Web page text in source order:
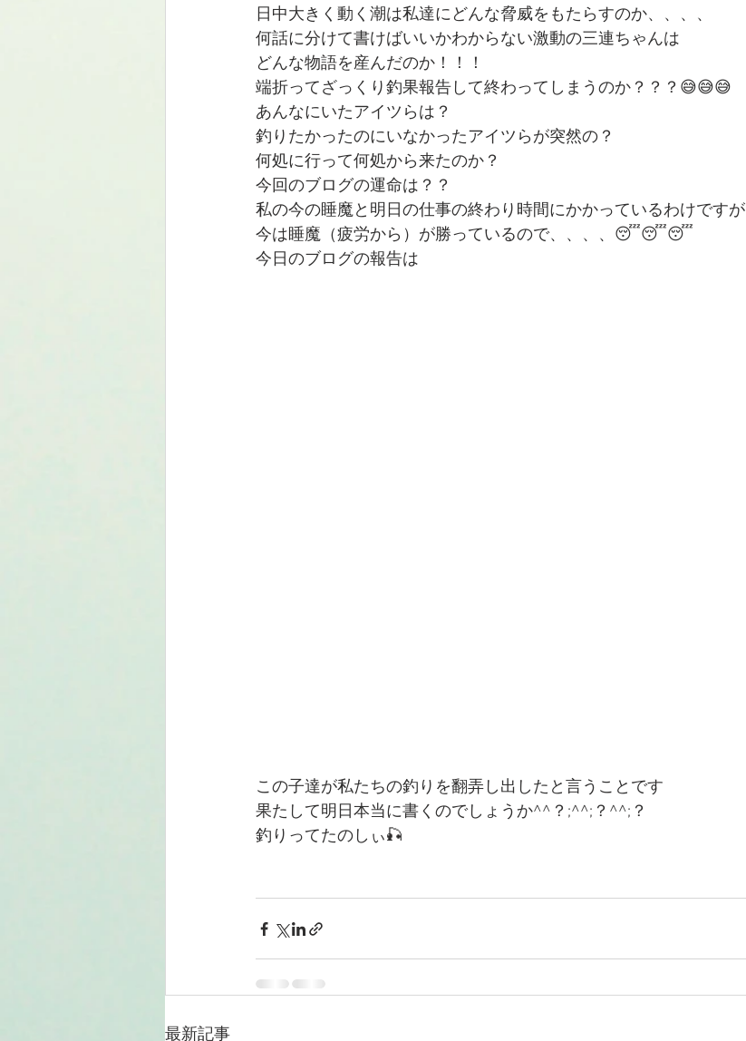
日中大きく動く潮は私達にどんな脅威をもたらすのか、、、、
何話に分けて書けばいいかわからない激動の三連ちゃんは
どんな物語を産んだのか！！！
端折ってざっくり釣果報告して終わってしまうのか？？？😅😅😅
あんなにいたアイツらは？
釣りたかったのにいなかったアイツらが突然の？
何処に行って何処から来たのか？
今回のブログの運命は？？
私の今の睡魔と明日の仕事の終わり時間にかかっているわけですが
今は睡魔（疲労から）が勝っているので、、、、😴😴😴
今日のブログの報告は
この子達が私たちの釣りを翻弄し出したと言うことです
果たして明日本当に書くのでしょうか^^？;^^;？^^;？
釣りってたのしぃ🎣
最新記事